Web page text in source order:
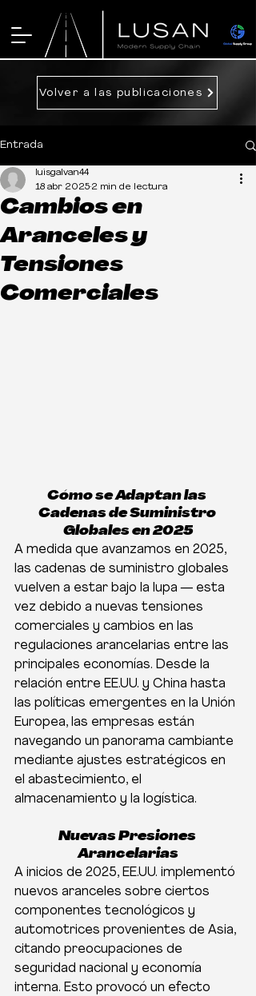
Volver a las publicaciones
Entrada
Cambios en
Aranceles y
Tensiones
Comerciales
luisgalvan44
18 abr 2025 2 min de lectura
Cómo se Adaptan las
Cadenas de Suministro
Globales en 2025
A medida que avanzamos en 2025,
las cadenas de suministro globales
vuelven a estar bajo la lupa — esta
vez debido a nuevas tensiones
comerciales y cambios en las
regulaciones arancelarias entre las
principales economías. Desde la
relación entre EE.UU. y China hasta
las políticas emergentes en la Unión
Europea, las empresas están
navegando un panorama cambiante
mediante ajustes estratégicos en
el abastecimiento, el
almacenamiento y la logística.
Nuevas Presiones
Arancelarias
A inicios de 2025, EE.UU. implementó
nuevos aranceles sobre ciertos
componentes tecnológicos y
automotrices provenientes de Asia,
citando preocupaciones de
seguridad nacional y economía
interna. Esto provocó un efecto